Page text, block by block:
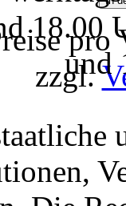
zzgl.
18.00
und